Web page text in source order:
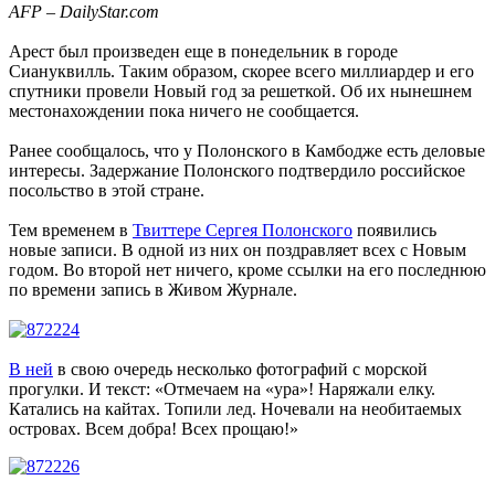
AFP – DailyStar.com
Арест был произведен еще в понедельник в городе
Сиануквилль. Таким образом, скорее всего миллиардер и его
спутники провели Новый год за решеткой. Об их нынешнем
местонахождении пока ничего не сообщается.
Ранее сообщалось, что у Полонского в Камбодже есть деловые
интересы. Задержание Полонского подтвердило российское
посольство в этой стране.
Тем временем в Твиттере Сергея Полонского появились
новые записи. В одной из них он поздравляет всех с Новым
годом. Во второй нет ничего, кроме ссылки на его последнюю
по времени запись в Живом Журнале.
В ней в свою очередь несколько фотографий с морской
прогулки. И текст: «Отмечаем на «ура»! Наряжали елку.
Катались на кайтах. Топили лед. Ночевали на необитаемых
островах. Всем добра! Всех прощаю!»